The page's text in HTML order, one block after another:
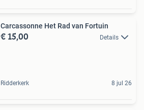
Carcassonne Het Rad van Fortuin
€ 15,00 Details
Ridderkerk 8 jul 26